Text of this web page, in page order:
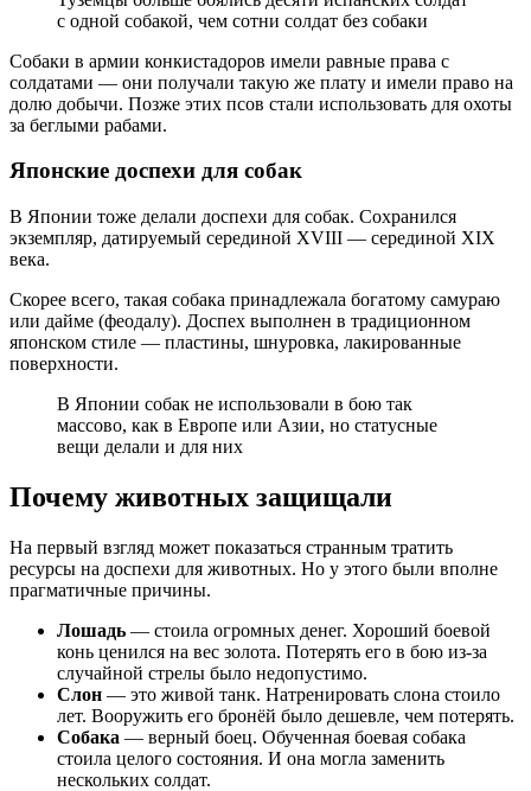
с одной собакой, чем сотни солдат без собаки
Собаки в армии конкистадоров имели равные права с
солдатами — они получали такую же плату и имели право на
долю добычи. Позже этих псов стали использовать для охоты
за беглыми рабами.
Японские доспехи для собак
В Японии тоже делали доспехи для собак. Сохранился
экземпляр, датируемый серединой XVIII — серединой XIX
века.
Скорее всего, такая собака принадлежала богатому самураю
или дайме (феодалу). Доспех выполнен в традиционном
японском стиле — пластины, шнуровка, лакированные
поверхности.
В Японии собак не использовали в бою так
массово, как в Европе или Азии, но статусные
вещи делали и для них
Почему животных защищали
На первый взгляд может показаться странным тратить
ресурсы на доспехи для животных. Но у этого были вполне
прагматичные причины.
Лошадь — стоила огромных денег. Хороший боевой
конь ценился на вес золота. Потерять его в бою из-за
случайной стрелы было недопустимо.
Слон — это живой танк. Натренировать слона стоило
лет. Вооружить его бронёй было дешевле, чем потерять.
Собака — верный боец. Обученная боевая собака
стоила целого состояния. И она могла заменить
нескольких солдат.